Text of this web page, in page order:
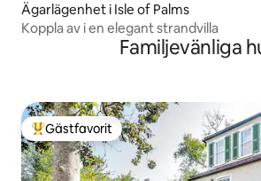
Ägarlägenhet i Isle of Palms
Koppla av i en elegant strandvilla
Familjevänliga
Populär gästfavorit
Gästfavorit